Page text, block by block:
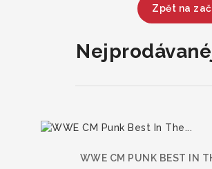
Zpět na
WWE CM PUNK BEST IN